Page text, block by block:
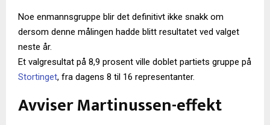
Noe enmannsgruppe blir det definitivt ikke snakk om
dersom denne målingen hadde blitt resultatet ved valget
neste år.
Et valgresultat på 8,9 prosent ville doblet partiets gruppe på
Stortinget, fra dagens 8 til 16 representanter.
Avviser Martinussen-effekt